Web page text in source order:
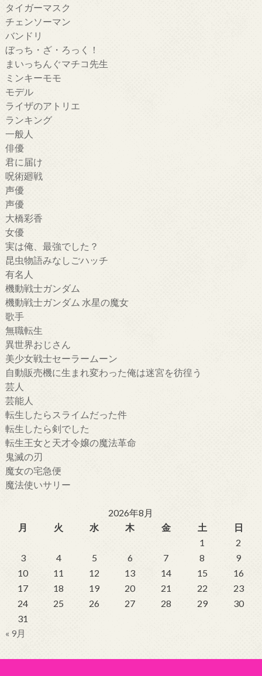
タイガーマスク
チェンソーマン
バンドリ
ぼっち・ざ・ろっく！
まいっちんぐマチコ先生
ミンキーモモ
モデル
ライザのアトリエ
ランキング
一般人
俳優
君に届け
呪術廻戦
声優
声優
大橋彩香
女優
実は俺、最強でした？
昆虫物語みなしごハッチ
有名人
機動戦士ガンダム
機動戦士ガンダム 水星の魔女
歌手
無職転生
異世界おじさん
美少女戦士セーラームーン
自動販売機に生まれ変わった俺は迷宮を彷徨う
芸人
芸能人
転生したらスライムだった件
転生したら剣でした
転生王女と天才令嬢の魔法革命
鬼滅の刃
魔女の宅急便
魔法使いサリー
2026年8月
月
火 水 木 金 土
日
1
2
3
4 5 6 7 8
9
10
11 12 13 14 15
16
17
18 19 20 21 22
23
24
25 26 27 28 29
30
31
« 9月